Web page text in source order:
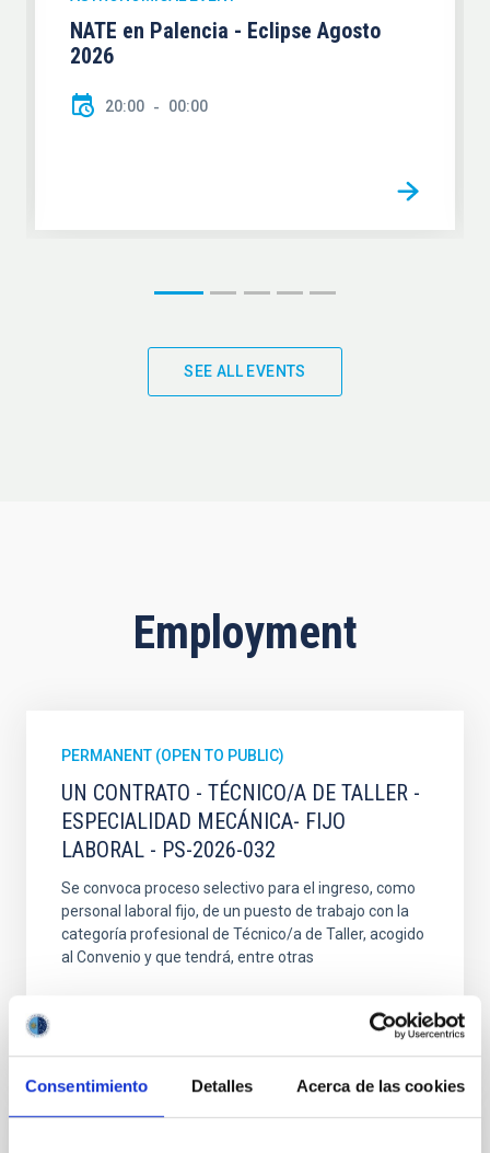
Consentimiento Detalles Acerca de las cookies
NATE en Palencia - Eclipse Agosto
2026
20:00 00:00
SEE ALL EVENTS
Employment
PERMANENT (OPEN TO PUBLIC)
UN CONTRATO - TÉCNICO/A DE TALLER -
ESPECIALIDAD MECÁNICA- FIJO
LABORAL - PS-2026-032
Se convoca proceso selectivo para el ingreso, como
personal laboral fijo, de un puesto de trabajo con la
categoría profesional de Técnico/a de Taller, acogido
al Convenio y que tendrá, entre otras